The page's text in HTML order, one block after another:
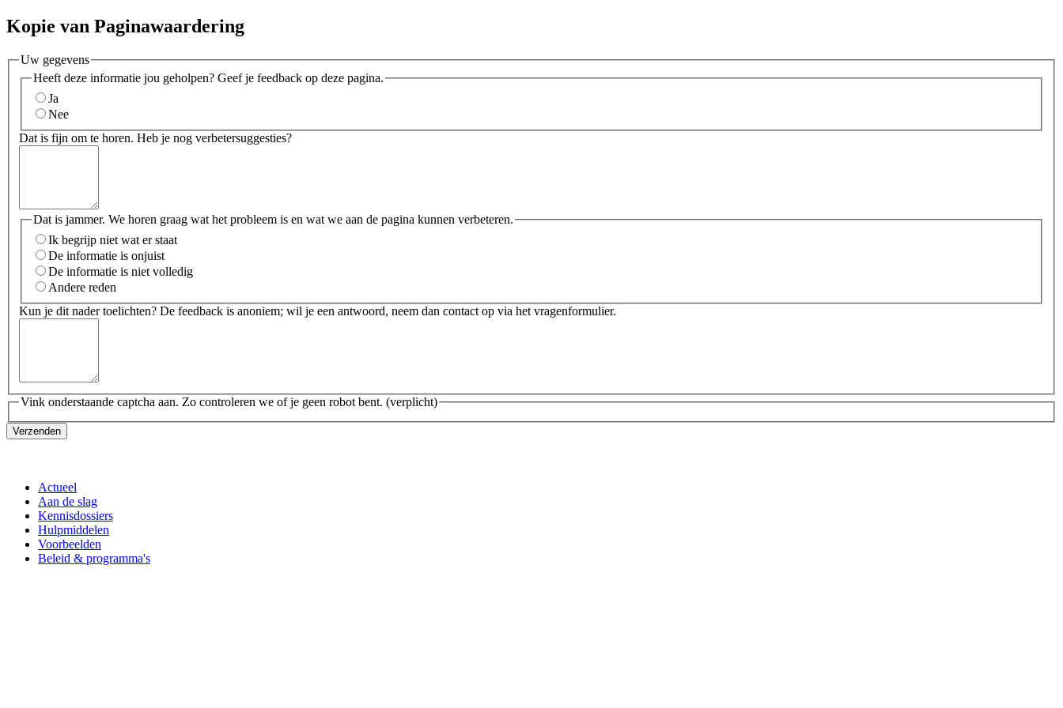
Kopie van Paginawaardering
Uw gegevens
Heeft deze informatie jou geholpen? Geef je feedback op deze pagina.
Ja
Nee
Dat is fijn om te horen. Heb je nog verbetersuggesties?
Dat is jammer. We horen graag wat het probleem is en wat we aan de pagina kunnen verbeteren.
Ik begrijp niet wat er staat
De informatie is onjuist
De informatie is niet volledig
Andere reden
Kun je dit nader toelichten? De feedback is anoniem; wil je een antwoord, neem dan contact op via het vragenformulier.
Vink onderstaande captcha aan. Zo controleren we of je geen robot bent. (verplicht)
Verzenden
Actueel
Aan de slag
Kennisdossiers
Hulpmiddelen
Voorbeelden
Beleid & programma's